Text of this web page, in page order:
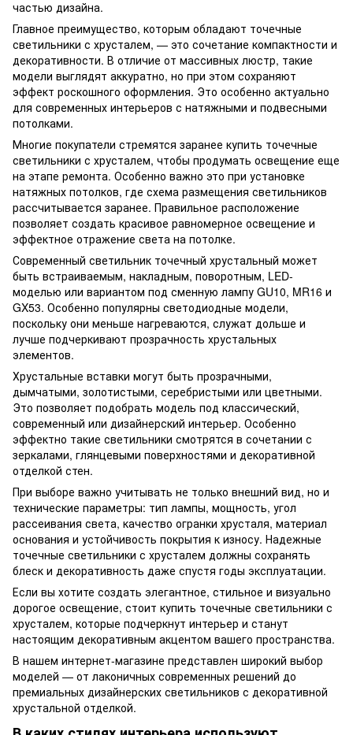
частью дизайна.
Главное преимущество, которым обладают точечные
светильники с хрусталем, — это сочетание компактности и
декоративности. В отличие от массивных люстр, такие
модели выглядят аккуратно, но при этом сохраняют
эффект роскошного оформления. Это особенно актуально
для современных интерьеров с натяжными и подвесными
потолками.
Многие покупатели стремятся заранее купить точечные
светильники с хрусталем, чтобы продумать освещение еще
на этапе ремонта. Особенно важно это при установке
натяжных потолков, где схема размещения светильников
рассчитывается заранее. Правильное расположение
позволяет создать красивое равномерное освещение и
эффектное отражение света на потолке.
Современный светильник точечный хрустальный может
быть встраиваемым, накладным, поворотным, LED-
моделью или вариантом под сменную лампу GU10, MR16 и
GX53. Особенно популярны светодиодные модели,
поскольку они меньше нагреваются, служат дольше и
лучше подчеркивают прозрачность хрустальных
элементов.
Хрустальные вставки могут быть прозрачными,
дымчатыми, золотистыми, серебристыми или цветными.
Это позволяет подобрать модель под классический,
современный или дизайнерский интерьер. Особенно
эффектно такие светильники смотрятся в сочетании с
зеркалами, глянцевыми поверхностями и декоративной
отделкой стен.
При выборе важно учитывать не только внешний вид, но и
технические параметры: тип лампы, мощность, угол
рассеивания света, качество огранки хрусталя, материал
основания и устойчивость покрытия к износу. Надежные
точечные светильники с хрусталем должны сохранять
блеск и декоративность даже спустя годы эксплуатации.
Если вы хотите создать элегантное, стильное и визуально
дорогое освещение, стоит купить точечные светильники с
хрусталем, которые подчеркнут интерьер и станут
настоящим декоративным акцентом вашего пространства.
В нашем интернет-магазине представлен широкий выбор
моделей — от лаконичных современных решений до
премиальных дизайнерских светильников с декоративной
хрустальной отделкой.